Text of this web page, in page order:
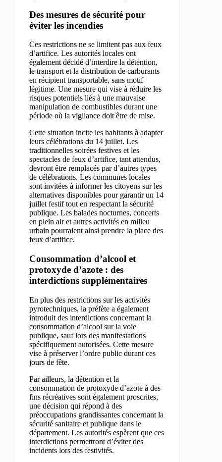
Des mesures de sécurité pour
éviter les incendies
Ces restrictions ne se limitent pas aux feux
d’artifice. Les autorités locales ont
également décidé d’interdire la détention,
le transport et la distribution de carburants
en récipient transportable, sans motif
légitime. Une mesure qui vise à réduire les
risques potentiels liés à une mauvaise
manipulation de combustibles durant une
période où la vigilance doit être de mise.
Cette situation incite les habitants à adapter
leurs célébrations du 14 juillet. Les
traditionnelles soirées festives et les
spectacles de feux d’artifice, tant attendus,
devront être remplacés par d’autres types
de célébrations. Les communes locales
sont invitées à informer les citoyens sur les
alternatives disponibles pour garantir un 14
juillet festif tout en respectant la sécurité
publique. Les balades nocturnes, concerts
en plein air et autres activités en milieu
urbain pourraient ainsi prendre la place des
feux d’artifice.
Consommation d’alcool et
protoxyde d’azote : des
interdictions supplémentaires
En plus des restrictions sur les activités
pyrotechniques, la préfète a également
introduit des interdictions concernant la
consommation d’alcool sur la voie
publique, sauf lors des manifestations
spécifiquement autorisées. Cette mesure
vise à préserver l’ordre public durant ces
jours de fête.
Par ailleurs, la détention et la
consommation de protoxyde d’azote à des
fins récréatives sont également proscrites,
une décision qui répond à des
préoccupations grandissantes concernant la
sécurité sanitaire et publique dans le
département. Les autorités espèrent que ces
interdictions permettront d’éviter des
incidents lors des festivités.